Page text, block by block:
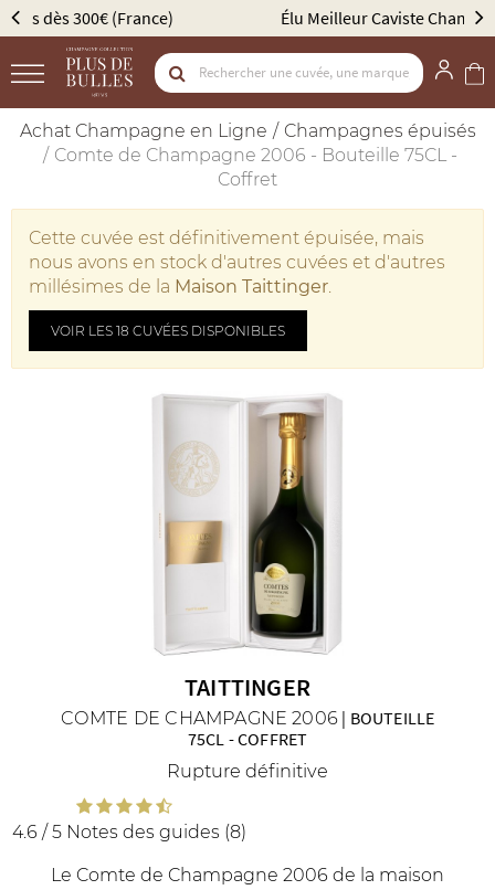
NOS COFFRETS DÉCOUVERTES NOS MEILLEURES VENTES
Élu Meilleur Caviste Champagne par Gault & Millau
Achat Champagne en Ligne
Champagnes épuisés
Comte de Champagne 2006 - Bouteille 75CL -
Coffret
Cette cuvée est définitivement épuisée, mais
nous avons en stock d'autres cuvées et d'autres
millésimes de la Maison Taittinger.
VOIR LES 18 CUVÉES DISPONIBLES
TAITTINGER
COMTE DE CHAMPAGNE 2006 | BOUTEILLE
75CL -COFFRET
Rupture définitive
Le Comte de Champagne 2006 de la maison
4.6 / 5 Notes des guides (8)